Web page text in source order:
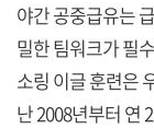
야간 공중급유는
밀한 팀워크가 필
소링 이글 훈련은
난 2008년부터 연